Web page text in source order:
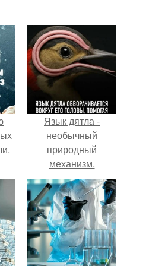
Язык дятла -
необычный
природный
механизм.